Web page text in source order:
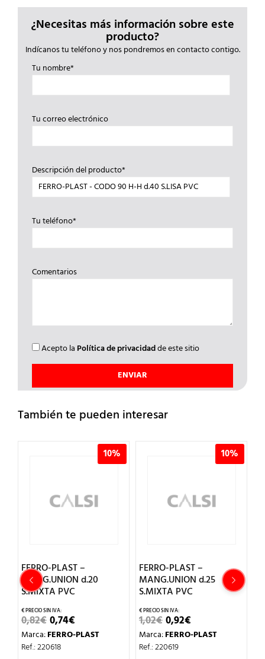
¿Necesitas más información sobre este
producto?
Indícanos tu teléfono y nos pondremos en contacto contigo.
Tu nombre*
Tu correo electrónico
Descripción del producto*
Tu teléfono*
Comentarios
Acepto la Política de privacidadde este sitio
También te pueden interesar
10%
FERRO-PLAST –
MANG.UNION d.20
S.MIXTA PVC
0,82€EL
PRECIO
ORIGINAL
ERA:
0,74€PRECIO
ACTUAL
Marca:FERRO-PLAST
Ref.: 220618
10%
FERRO-PLAST –
MANG.UNION d.25
S.MIXTA PVC
1,02€EL
PRECIO
ORIGINAL
ERA:
0,92€PRECIO
ACTUAL
Marca:FERRO-PLAST
Ref.: 220619